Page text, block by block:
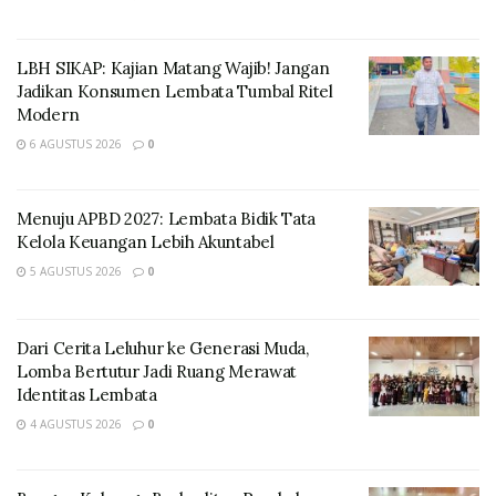
(STTP) Nomor: STTP/473/I/2024/Sat Intelkam
Kepolisian Resor Lembata tertanggal 21 Januari 2024
dari Partai Nasdem ini, menghadirkan Tim Kampanye
dan Para Calon Anggota Dewan Perwakilan Rakyat
LBH SIKAP: Kajian Matang Wajib! Jangan
Jadikan Konsumen Lembata Tumbal Ritel
Modern
6 AGUSTUS 2026 0
Menuju APBD 2027: Lembata Bidik Tata
Kelola Keuangan Lebih Akuntabel
5 AGUSTUS 2026 0
Dari Cerita Leluhur ke Generasi Muda,
Lomba Bertutur Jadi Ruang Merawat
Identitas Lembata
4 AGUSTUS 2026 0